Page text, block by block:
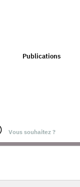
Publications